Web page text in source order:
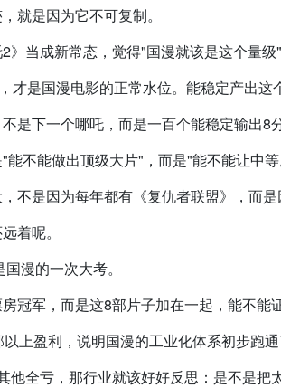
就是因为它不可复制。
》当成新常态，觉得"国漫就该是这个量
才是国漫电影的正常水位。能稳定产出
是下一个哪吒，而是一百个能稳定输出8
能不能做出顶级大片"，而是"能不能让中
不是因为每年都有《复仇者联盟》，而
着呢。
漫的一次大考。
冠军，而是这8部片子加在一起，能不
上盈利，说明国漫的工业化体系初步跑
他全亏，那行业就该好好反思：是不是